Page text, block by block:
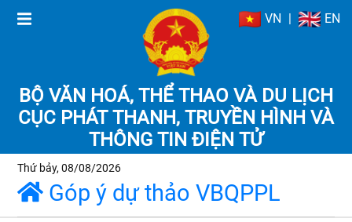
VN | EN
BỘ VĂN HOÁ, THỂ THAO VÀ DU LỊCH
CỤC PHÁT THANH, TRUYỀN HÌNH VÀ
THÔNG TIN ĐIỆN TỬ
Thứ bảy, 08/08/2026
Góp ý dự thảo VBQPPL